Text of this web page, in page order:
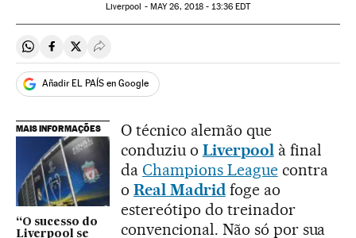
Liverpool - MAY26, 2018 - 13:36EDT
Compartir en Whatsapp
Compartir en Facebook
Compartir en Twitter
Desplegar Redes Sociales
Añadir EL PAÍS en Google
MAIS INFORMAÇÕES
“O sucesso do
Liverpool se
O técnico alemão que
conduziu o Liverpool à final
da Champions Leaguecontra
o Real Madrid foge ao
estereótipo do treinador
convencional. Não só por sua